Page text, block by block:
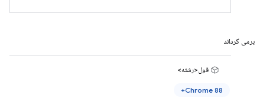
برمی گرداند
قول<رشته>
Chrome 88+